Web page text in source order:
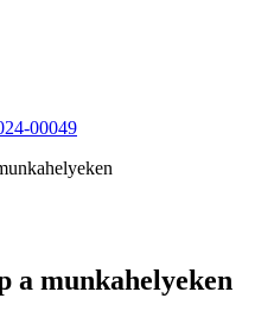
00049
a munkahelyeken